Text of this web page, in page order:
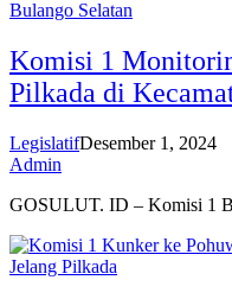
Komisi 1
Pilkada di
LegislatifDesember 1, 2024
Admin
GOSULUT. ID – Komisi 1